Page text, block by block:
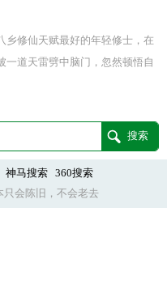
切正式与非正式的场合乐此不疲
后还要时不时大打出手。 沈宣一
乡修仙天赋最好的年轻修士，在
一道天雷劈中脑门，忽然顿悟自
里的舔狗男二。 按照剧情，他会
了新的儿女，他被所有人忽视厌
一颗糖，然后他就毅然决然地成
后为主角受挡刀而死，死后终于
解，获得了葬入祖坟的殊荣。 楚
神马搜索
360搜索
只会陈旧，不会老去